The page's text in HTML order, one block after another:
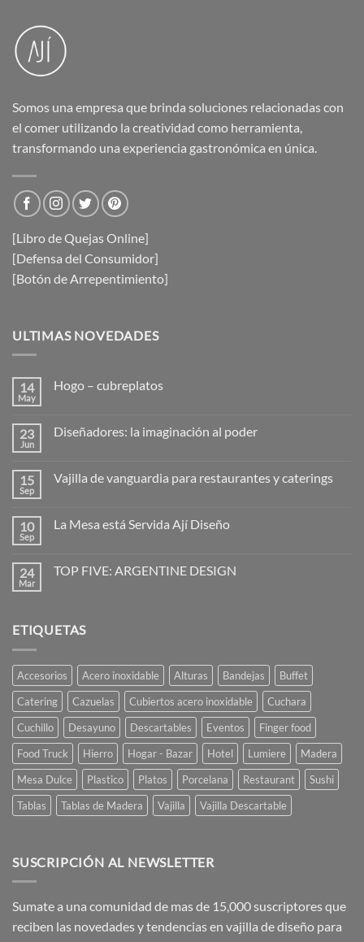
Somos una empresa que brinda soluciones relacionadas con
el comer utilizando la creatividad como herramienta,
transformando una experiencia gastronómica en única.
[Libro de Quejas Online]
[Defensa del Consumidor]
[Botón de Arrepentimiento]
ULTIMAS NOVEDADES
14
May
Hogo – cubreplatos
en
23
Jun
Diseñadores: la imaginación al poder
en
al
poder
15
Sep
Vajilla de vanguardia para restaurantes y caterings
en
para
restaurantes
10
Sep
La Mesa está Servida Ají Diseño
en
Ají
Diseño
24
Mar
TOP FIVE: ARGENTINE DESIGN
TOP
ETIQUETAS
Accesorios Acero inoxidable Alturas Bandejas
Buffet
Catering
Cazuelas Cubiertos acero inoxidable
Cuchara
Cuchillo
Desayuno Descartables Eventos
Finger food
Food Truck
Hierro Hogar - Bazar Hotel Lumiere
Madera
Mesa Dulce
Plastico Platos Porcelana Restaurant
Sushi
Tablas
Tablas de Madera Vajilla Vajilla Descartable
SUSCRIPCIÓN AL NEWSLETTER
Sumate a una comunidad de mas de 15,000 suscriptores que
reciben las novedades y tendencias en vajilla de diseño para